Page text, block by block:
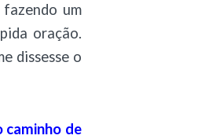
um
oração.
dissesse o
caminho de